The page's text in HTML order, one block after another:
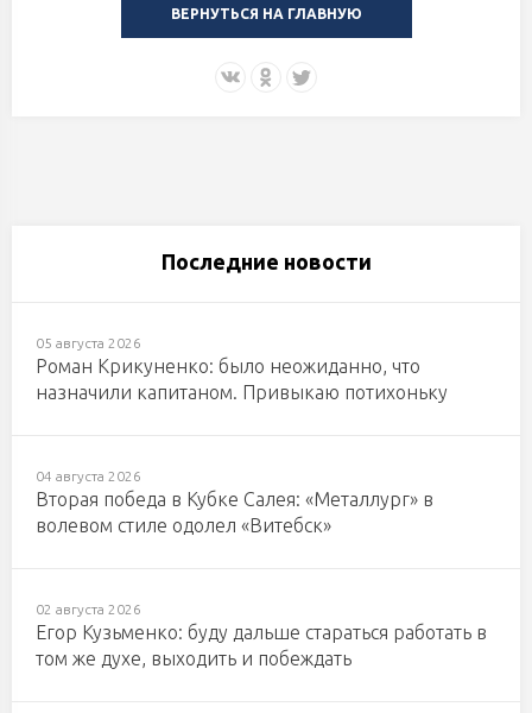
ВЕРНУТЬСЯ НА ГЛАВНУЮ
Последние новости
05 августа 2026
Роман Крикуненко: было неожиданно, что
назначили капитаном. Привыкаю потихоньку
04 августа 2026
Вторая победа в Кубке Салея: «Металлург» в
волевом стиле одолел «Витебск»
02 августа 2026
Егор Кузьменко: буду дальше стараться работать в
том же духе, выходить и побеждать